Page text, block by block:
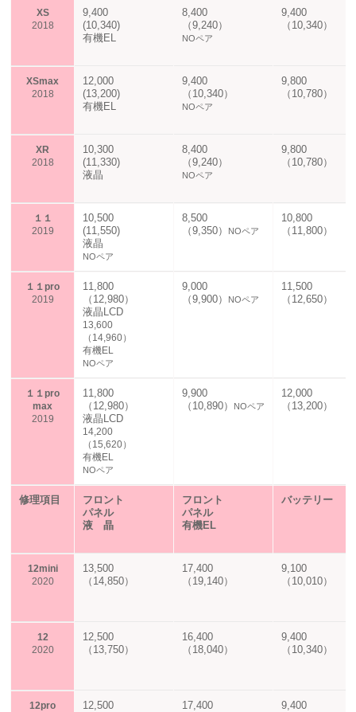
XS
2018
9,400
(10,340)
有機EL
8,400
（9,240）
NOペア
9,400
（10,340）
XSmax
2018
12,000
(13,200)
有機EL
9,400
（10,340）
NOペア
9,800
（10,780）
XR
2018
10,300
(11,330)
液晶
8,400
（9,240）
NOペア
9,800
（10,780）
１１
2019
10,500
(11,550)
液晶
NOペア
8,500
（9,350）
NOペア
10,800
（11,800）
１１pro
2019
11,800
（12,980）
液晶LCD
13,600
（14,960）
有機EL
NOペア
9,000
（9,900）
NOペア
11,500
（12,650）
１１pro
max
2019
11,800
（12,980）
液晶LCD
14,200
（15,620）
有機EL
NOペア
9,900
（10,890）
NOペア
12,000
（13,200）
修理項目
フロント
パネル
液 晶
フロント
パネル
有機EL
バッテリー
12mini
2020
13,500
（14,850）
17,400
（19,140）
9,100
（10,010）
12
2020
12,500
（13,750）
16,400
（18,040）
9,400
（10,340）
12pro 12,500 17,400 9,400